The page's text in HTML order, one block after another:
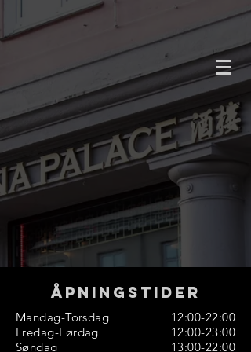
Åpningstider
Mandag-Torsdag
Fredag-Lørdag
Søndag
12:00-22:00
12:00-23:00
13:00-22:00